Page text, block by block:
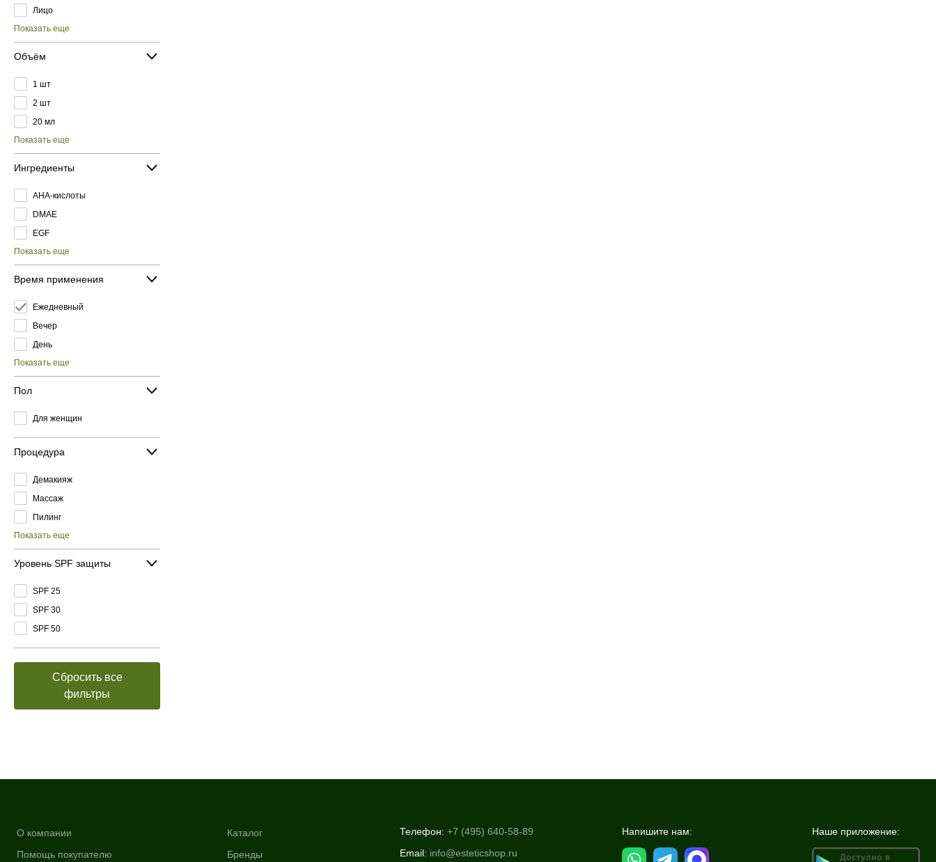
Лицо
Показать еще
Объём
1 шт
2 шт
20 мл
Показать еще
Ингредиенты
AHA-кислоты
DMAE
EGF
Показать еще
Время применения
Ежедневный
Вечер
День
Показать еще
Пол
Для женщин
Процедура
Демакияж
Массаж
Пилинг
Показать еще
Уровень SPF защиты
SPF 25
SPF 30
SPF 50
Сбросить все
фильтры
О компании
Помощь покупателю
Каталог
Бренды
Телефон: +7 (495) 640-58-89
Email: info@esteticshop.ru
Напишите нам: Наше приложение: